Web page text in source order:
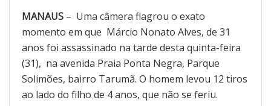
MANAUS – Uma câmera flagrou o exato
momento em que Márcio Nonato Alves, de 31
anos foi assassinado na tarde desta quinta-feira
(31), na avenida Praia Ponta Negra, Parque
Solimões, bairro Tarumã. O homem levou 12 tiros
ao lado do filho de 4 anos, que não se feriu.